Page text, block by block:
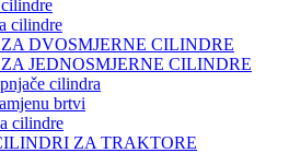
cilindre
DVOSMJERNE CILINDRE
JEDNOSMJERNE CILINDRE
cilindra
brtvi
cilindre
ZA TRAKTORE